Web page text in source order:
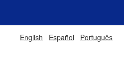
English Español Português